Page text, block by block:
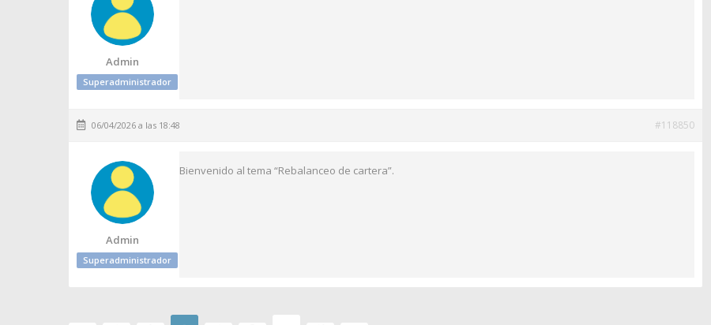
Admin
Superadministrador
06/04/2026 a las 18:48 #118850
Admin
Superadministrador
Bienvenido al tema “Rebalanceo de cartera”.